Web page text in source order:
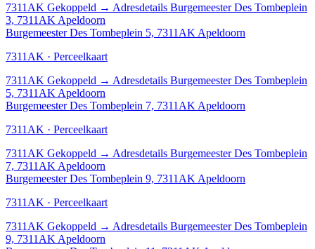
7311AK Gekoppeld → Adresdetails Burgemeester Des Tombeplein
3, 7311AK Apeldoorn
Burgemeester Des Tombeplein 5, 7311AK Apeldoorn
7311AK · Perceelkaart
7311AK Gekoppeld → Adresdetails Burgemeester Des Tombeplein
5, 7311AK Apeldoorn
Burgemeester Des Tombeplein 7, 7311AK Apeldoorn
7311AK · Perceelkaart
7311AK Gekoppeld → Adresdetails Burgemeester Des Tombeplein
7, 7311AK Apeldoorn
Burgemeester Des Tombeplein 9, 7311AK Apeldoorn
7311AK · Perceelkaart
7311AK Gekoppeld → Adresdetails Burgemeester Des Tombeplein
9, 7311AK Apeldoorn